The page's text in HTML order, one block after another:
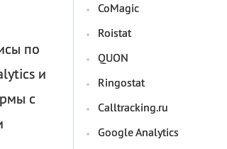
CoMagic
Roistat
QUON
Ringostat
Calltracking.ru
Google Analytics
по
и
с